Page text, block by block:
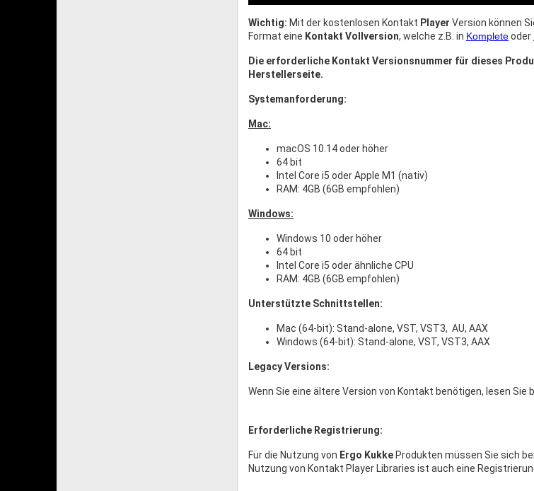
Wichtig: Mit der kostenlosen Kontakt Player Version können
Format eine Kontakt Vollversion, welche z.B. in Kompleteoder
Die erforderliche Kontakt Versionsnummer für dieses
Herstellerseite.
Systemanforderung:
Mac:
macOS 10.14 oder höher
64 bit
Intel Core i5 oder Apple M1 (nativ)
RAM: 4GB (6GB empfohlen)
Windows:
Windows 10 oder höher
64 bit
Intel Core i5 oder ähnliche CPU
RAM: 4GB (6GB empfohlen)
Unterstützte Schnittstellen:
Mac (64-bit): Stand-alone, VST, VST3, AU, AAX
Windows (64-bit): Stand-alone, VST, VST3, AAX
Legacy Versions:
Wenn Sie eine ältere Version von Kontakt benötigen, lesen Sie
Erforderliche Registrierung:
Für die Nutzung von Ergo Kukke Produkten müssen Sie sich bei
Nutzung von Kontakt Player Libraries ist auch eine